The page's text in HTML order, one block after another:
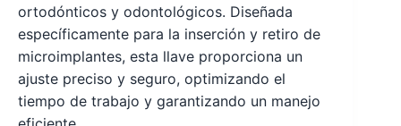
ortodónticos y odontológicos. Diseñada
específicamente para la inserción y retiro de
microimplantes, esta llave proporciona un
ajuste preciso y seguro, optimizando el
tiempo de trabajo y garantizando un manejo